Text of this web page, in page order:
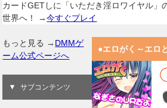
カードGETしに「いただき淫ロワイヤル」
世界へ！ →今すぐプレイ
●エロがく～エロ
もっと見る → DMMゲ
ーム公式ページへ
サブコンテンツ